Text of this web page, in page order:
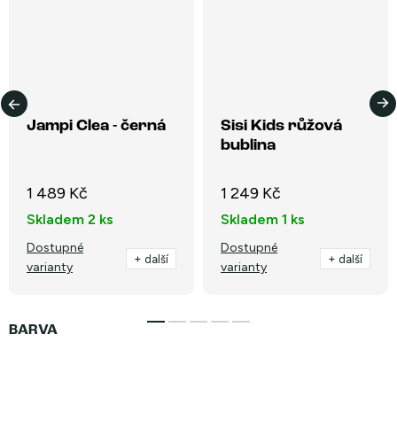
Jampi Clea - černá
1 489 Kč
Skladem 2 ks
Dostupné
varianty
+ další
Sisi Kids růžová
bublina
1 249 Kč
Skladem 1 ks
Dostupné
varianty
+ další